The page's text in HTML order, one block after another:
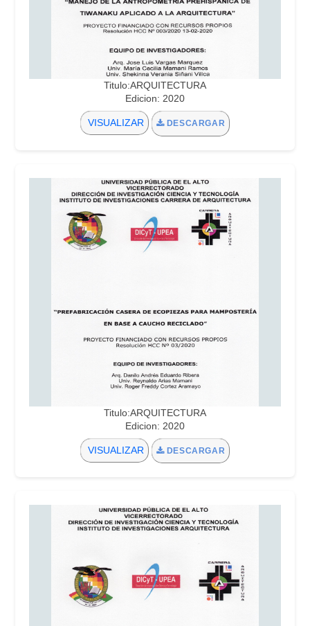
Titulo:ARQUITECTURA
Edicion: 2020
VISUALIZAR DESCARGAR
Titulo:ARQUITECTURA
Edicion: 2020
VISUALIZAR DESCARGAR